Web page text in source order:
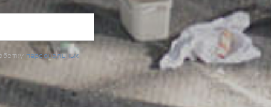
персональных